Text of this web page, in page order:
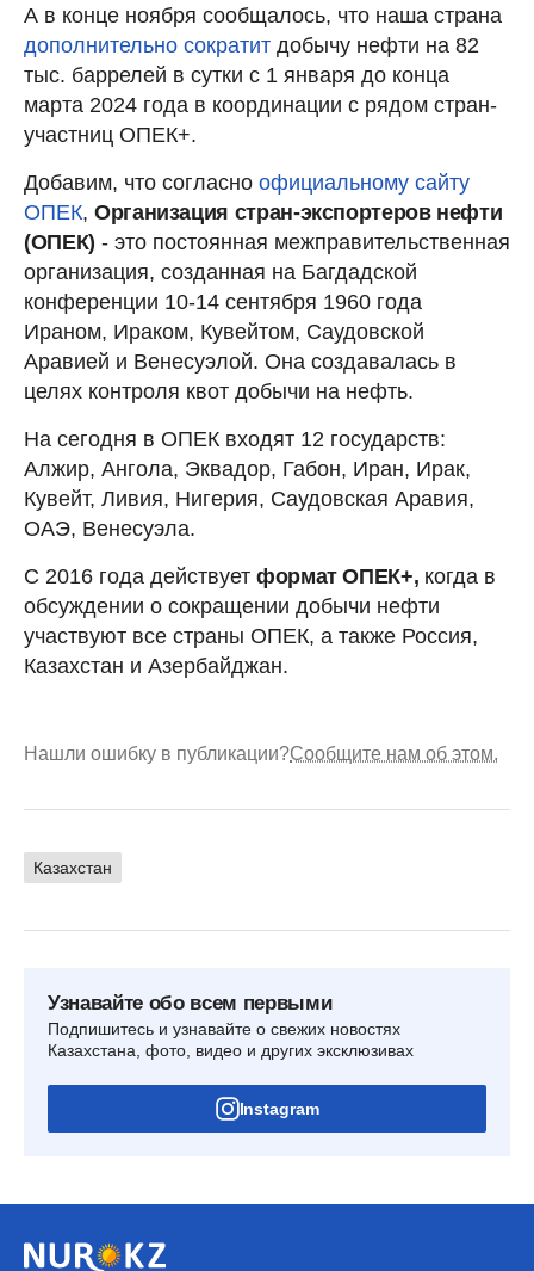
А в конце ноября сообщалось, что наша страна
дополнительно сократит добычу нефти на 82
тыс. баррелей в сутки с 1 января до конца
марта 2024 года в координации с рядом стран-
участниц ОПЕК+.
Добавим, что согласно официальному сайту
ОПЕК, Организация стран-экспортеров нефти
(ОПЕК) - это постоянная межправительственная
организация, созданная на Багдадской
конференции 10-14 сентября 1960 года
Ираном, Ираком, Кувейтом, Саудовской
Аравией и Венесуэлой. Она создавалась в
целях контроля квот добычи на нефть.
На сегодня в ОПЕК входят 12 государств:
Алжир, Ангола, Эквадор, Габон, Иран, Ирак,
Кувейт, Ливия, Нигерия, Саудовская Аравия,
ОАЭ, Венесуэла.
С 2016 года действует формат ОПЕК+, когда в
обсуждении о сокращении добычи нефти
участвуют все страны ОПЕК, а также Россия,
Казахстан и Азербайджан.
Нашли ошибку в публикации?Сообщите нам об этом.
Казахстан
Узнавайте обо всем первыми
Подпишитесь и узнавайте о свежих новостях
Казахстана, фото, видео и других эксклюзивах
Instagram